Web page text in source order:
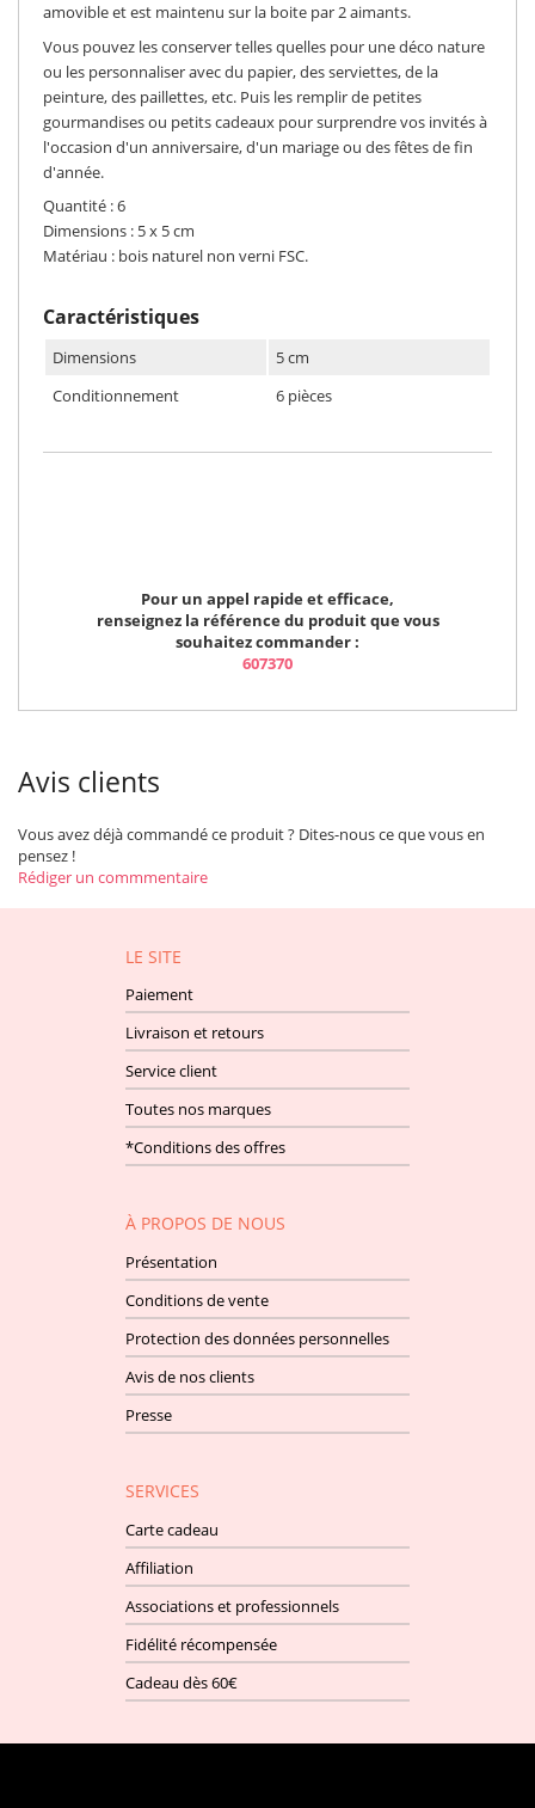
amovible et est maintenu sur la boite par 2 aimants.
Vous pouvez les conserver telles quelles pour une déco nature
ou les personnaliser avec du papier, des serviettes, de la
peinture, des paillettes, etc. Puis les remplir de petites
gourmandises ou petits cadeaux pour surprendre vos invités à
l'occasion d'un anniversaire, d'un mariage ou des fêtes de fin
d'année.
Quantité : 6
Dimensions : 5 x 5 cm
Matériau : bois naturel non verni FSC.
Caractéristiques
Dimensions
5 cm
Conditionnement
6 pièces
Pour un appel rapide et efficace,
renseignez la référence du produit que vous
souhaitez commander :
607370
Avis clients
Vous avez déjà commandé ce produit ? Dites-nous ce que vous en
pensez !
Rédiger un commmentaire
LE SITE
Paiement
Livraison et retours
Service client
Toutes nos marques
*Conditions des offres
À PROPOS DE NOUS
Présentation
Conditions de vente
Protection des données personnelles
Avis de nos clients
Presse
SERVICES
Carte cadeau
Affiliation
Associations et professionnels
Fidélité récompensée
Cadeau dès 60€